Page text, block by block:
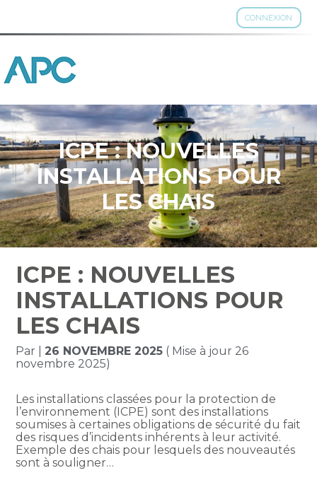
CONNEXION
Aller
au
ICPE : NOUVELLES
INSTALLATIONS POUR
LES CHAIS
ICPE : NOUVELLES
INSTALLATIONS POUR
LES CHAIS
Par |26 NOVEMBRE 2025 ( Mise à jour 26
novembre 2025)
Les installations classées pour la protection de
l’environnement (ICPE) sont des installations
soumises à certaines obligations de sécurité du fait
des risques d’incidents inhérents à leur activité.
Exemple des chais pour lesquels des nouveautés
sont à souligner…